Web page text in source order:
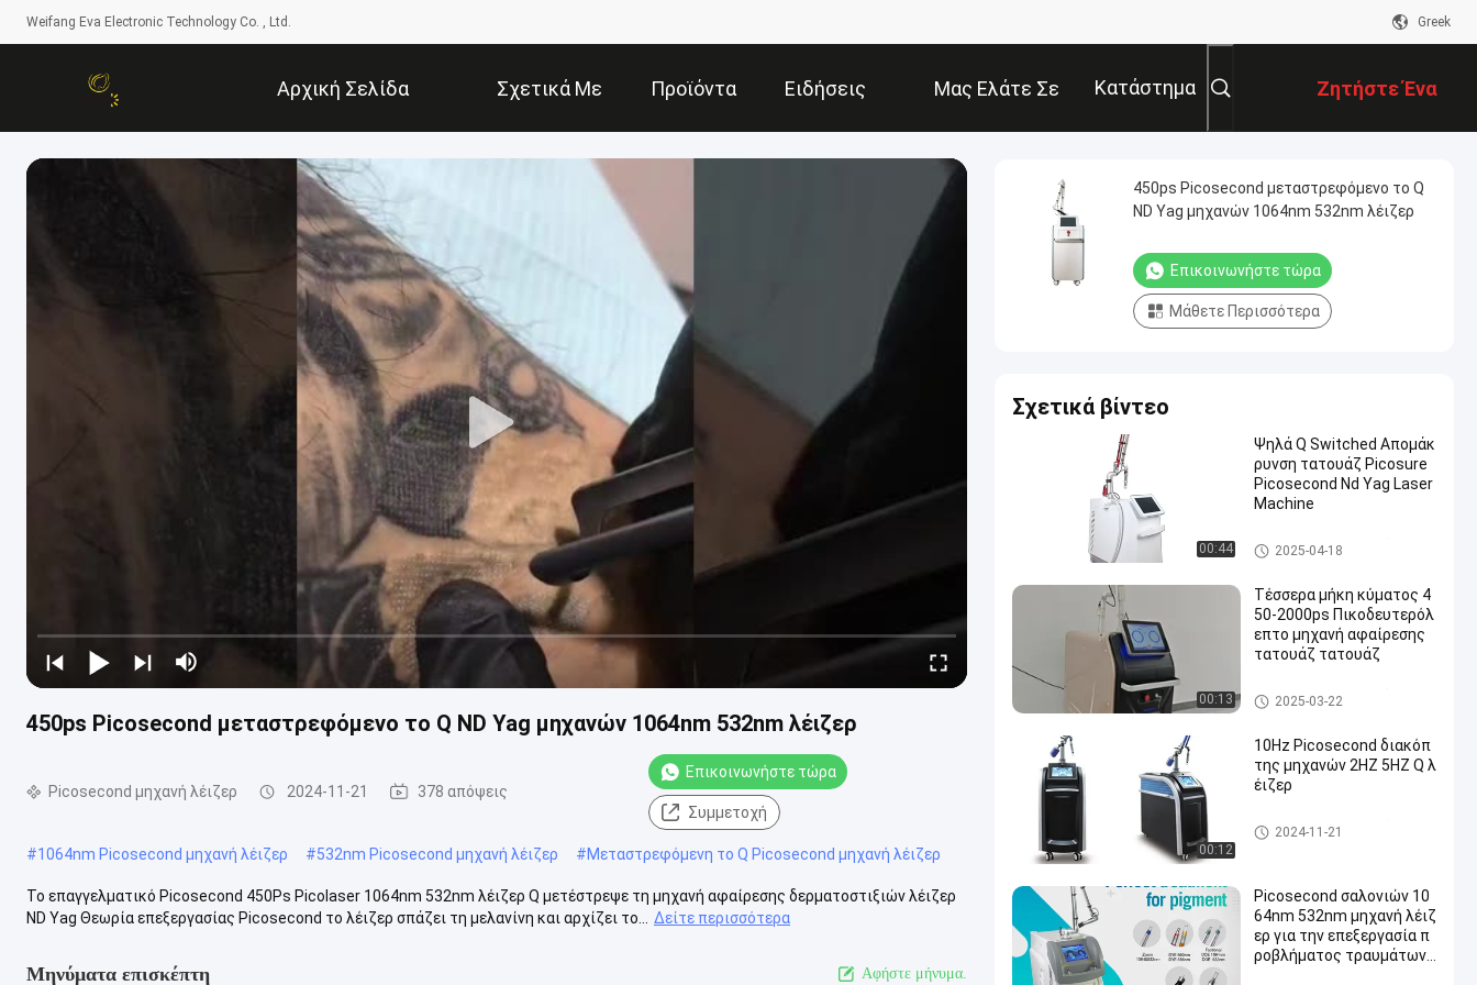
Weifang Eva Electronic Technology Co. , Ltd. Greek
Αρχική Σελίδα Σχετικά Με
Εμάς
Προϊόντα Ειδήσεις Μας Ελάτε Σε
Επαφή Με
Κατάστημα Ζητήστε Ένα
Απόσπασμα
450ps Picosecond μεταστρεφόμενο το Q ND Yag μηχανών 1064nm 532nm λέιζερ
Picosecond μηχανή λέιζερ 2024-11-21 378 απόψεις
Επικοινωνήστε τώρα
Συμμετοχή
#1064nm Picosecond μηχανή λέιζερ #532nm Picosecond μηχανή λέιζερ #Μεταστρεφόμενη το Q Picosecond μηχανή λέιζερ
Το επαγγελματικό Picosecond 450Ps Picolaser 1064nm 532nm λέιζερ Q μετέστρεψε τη μηχανή αφαίρεσης δερματοστιξιών λέιζερ
ND Yag Θεωρία επεξεργασίας Picosecond το λέιζερ σπάζει τη μελανίνη και αρχίζει το...
Δείτε περισσότερα
Μηνύματα επισκέπτη Αφήστε μήνυμα.
450ps Picosecond μεταστρεφόμενο το Q
ND Yag μηχανών 1064nm 532nm λέιζερ
Επικοινωνήστε τώρα
Μάθετε Περισσότερα
Σχετικά βίντεο
00:44
Ψηλά Q Switched Απομάκ
ρυνση τατουάζ Picosure
Picosecond Nd Yag Laser
Machine
Picosecond μηχανή λέιζερ
2025-04-18
00:13
Τέσσερα μήκη κύματος 4
50-2000ps Πικοδευτερόλ
επτο μηχανή αφαίρεσης
τατουάζ τατουάζ
Picosecond μηχανή λέιζερ
2025-03-22
00:12
10Hz Picosecond διακόπ
της μηχανών 2HZ 5HZ Q λ
έιζερ
Picosecond μηχανή λέιζερ
2024-11-21
Picosecond σαλονιών 10
64nm 532nm μηχανή λέιζ
ερ για την επεξεργασία π
ροβλήματος τραυμάτων